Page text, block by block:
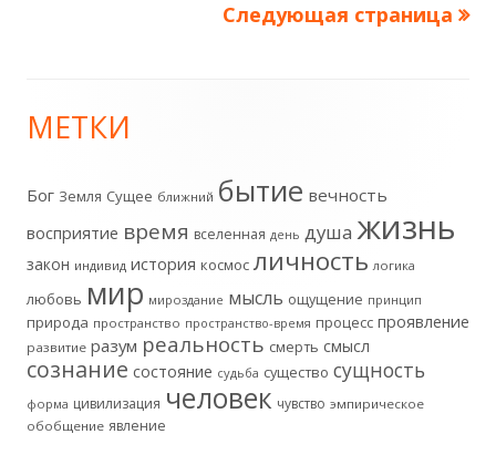
Следующая страница
Главная
колонка
МЕТКИ
Бог Земля Сущее ближний бытие вечность
восприятие время вселенная день душа жизнь
закон индивид история космос личность логика
любовь мир мироздание мысль ощущение принцип
природа пространство пространство-время процесс проявление
развитие разум реальность смерть смысл
сознание состояние судьба существо сущность
форма цивилизация человек чувство эмпирическое
обобщение явление